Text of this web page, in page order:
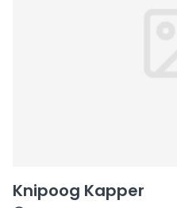
Knipoog Kapper